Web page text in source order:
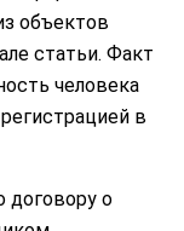
объектов
статьи. Факт
человека
в
договору о